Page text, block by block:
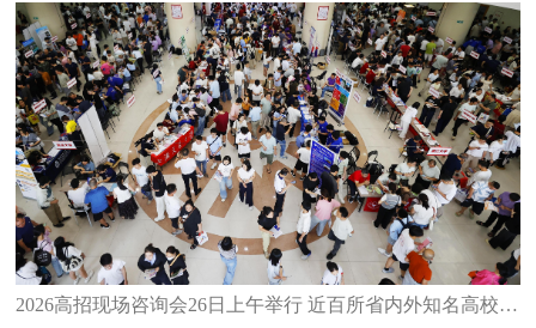
2026高招现场咨询会26日上午举行 近百所省内外知名高校齐聚泉州